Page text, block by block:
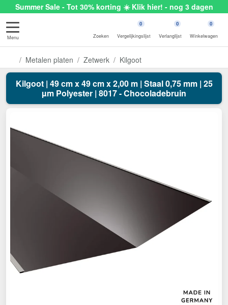
Summer Sale - Tot 30% korting ☀️ Klik hier! - nog 3 dagen
Menu Zoeken
0
Vergelijkingslijst
0
Verlanglijst
0
Winkelwagen
Metalen platen Zetwerk Kilgoot
Kilgoot | 49 cm x 49 cm x 2,00 m | Staal 0,75 mm | 25
µm Polyester | 8017 - Chocoladebruin